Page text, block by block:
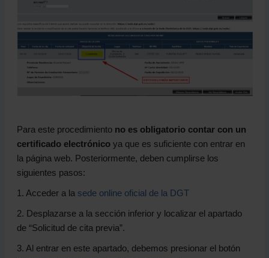
Para este procedimiento no es obligatorio contar con un
certificado electrónicoya que es suficiente con entrar en
la página web. Posteriormente, deben cumplirse los
siguientes pasos:
1. Acceder a la sede online oficial de la DGT
2. Desplazarse a la sección inferior y localizar el apartado
de “Solicitud de cita previa”.
3. Al entrar en este apartado, debemos presionar el botón